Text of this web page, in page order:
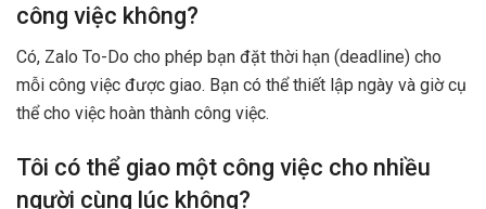
công việc không?
Có, Zalo To-Do cho phép bạn đặt thời hạn (deadline) cho
mỗi công việc được giao. Bạn có thể thiết lập ngày và giờ cụ
thể cho việc hoàn thành công việc.
Tôi có thể giao một công việc cho nhiều
người cùng lúc không?